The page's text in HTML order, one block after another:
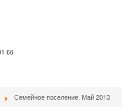
66
Семейное поселение. Май 2013